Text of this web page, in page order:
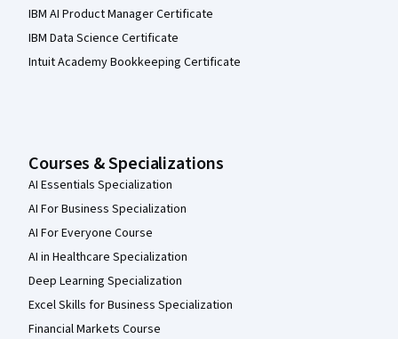
IBM AI Product Manager Certificate
IBM Data Science Certificate
Intuit Academy Bookkeeping Certificate
Courses & Specializations
AI Essentials Specialization
AI For Business Specialization
AI For Everyone Course
AI in Healthcare Specialization
Deep Learning Specialization
Excel Skills for Business Specialization
Financial Markets Course